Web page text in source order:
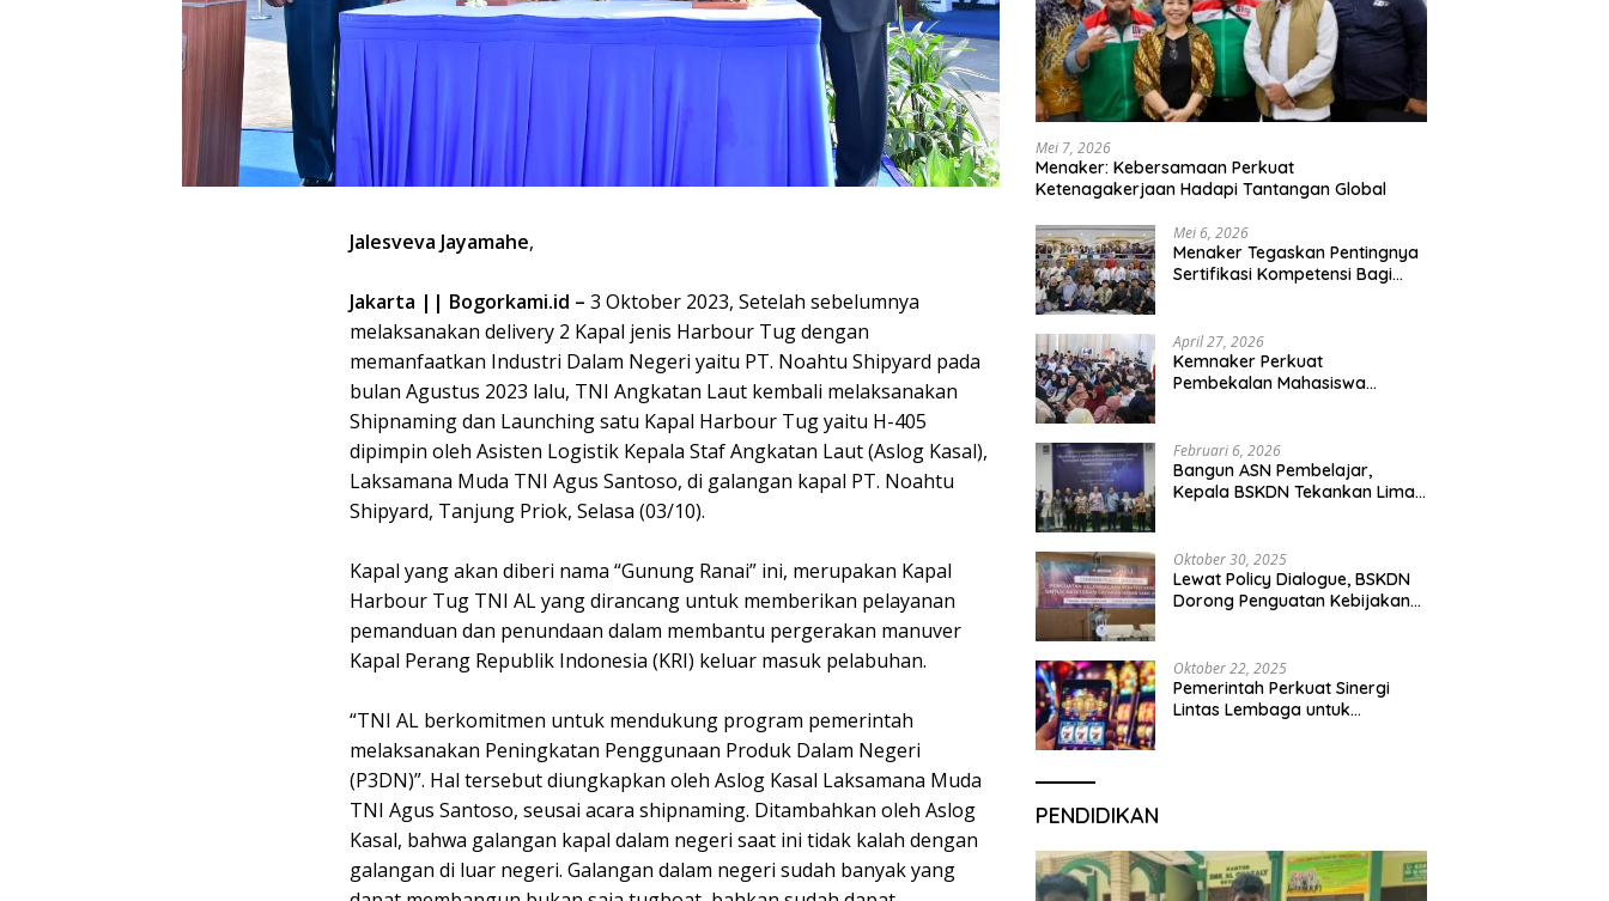
Jalesveva Jayamahe,
Jakarta || Bogorkami.id – 3 Oktober 2023, Setelah sebelumnya
melaksanakan delivery 2 Kapal jenis Harbour Tug dengan
memanfaatkan Industri Dalam Negeri yaitu PT. Noahtu Shipyard pada
bulan Agustus 2023 lalu, TNI Angkatan Laut kembali melaksanakan
Shipnaming dan Launching satu Kapal Harbour Tug yaitu H-405
dipimpin oleh Asisten Logistik Kepala Staf Angkatan Laut (Aslog Kasal),
Laksamana Muda TNI Agus Santoso, di galangan kapal PT. Noahtu
Shipyard, Tanjung Priok, Selasa (03/10).
Kapal yang akan diberi nama “Gunung Ranai” ini, merupakan Kapal
Harbour Tug TNI AL yang dirancang untuk memberikan pelayanan
pemanduan dan penundaan dalam membantu pergerakan manuver
Kapal Perang Republik Indonesia (KRI) keluar masuk pelabuhan.
“TNI AL berkomitmen untuk mendukung program pemerintah
melaksanakan Peningkatan Penggunaan Produk Dalam Negeri
(P3DN)”. Hal tersebut diungkapkan oleh Aslog Kasal Laksamana Muda
TNI Agus Santoso, seusai acara shipnaming. Ditambahkan oleh Aslog
Kasal, bahwa galangan kapal dalam negeri saat ini tidak kalah dengan
galangan di luar negeri. Galangan dalam negeri sudah banyak yang
Mei 7, 2026
Menaker: Kebersamaan Perkuat
Ketenagakerjaan Hadapi Tantangan Global
Mei 6, 2026
Menaker Tegaskan Pentingnya
Sertifikasi Kompetensi Bagi
April 27, 2026
Kemnaker Perkuat
Pembekalan Mahasiswa
Februari 6, 2026
Bangun ASN Pembelajar,
Kepala BSKDN Tekankan Lima
Oktober 30, 2025
Lewat Policy Dialogue, BSKDN
Dorong Penguatan Kebijakan
Oktober 22, 2025
Pemerintah Perkuat Sinergi
Lintas Lembaga untuk
PENDIDIKAN